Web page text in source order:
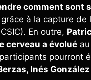
comment sont
grâce à la capture de
En outre,
cerveau a évolué
pourront
Inés